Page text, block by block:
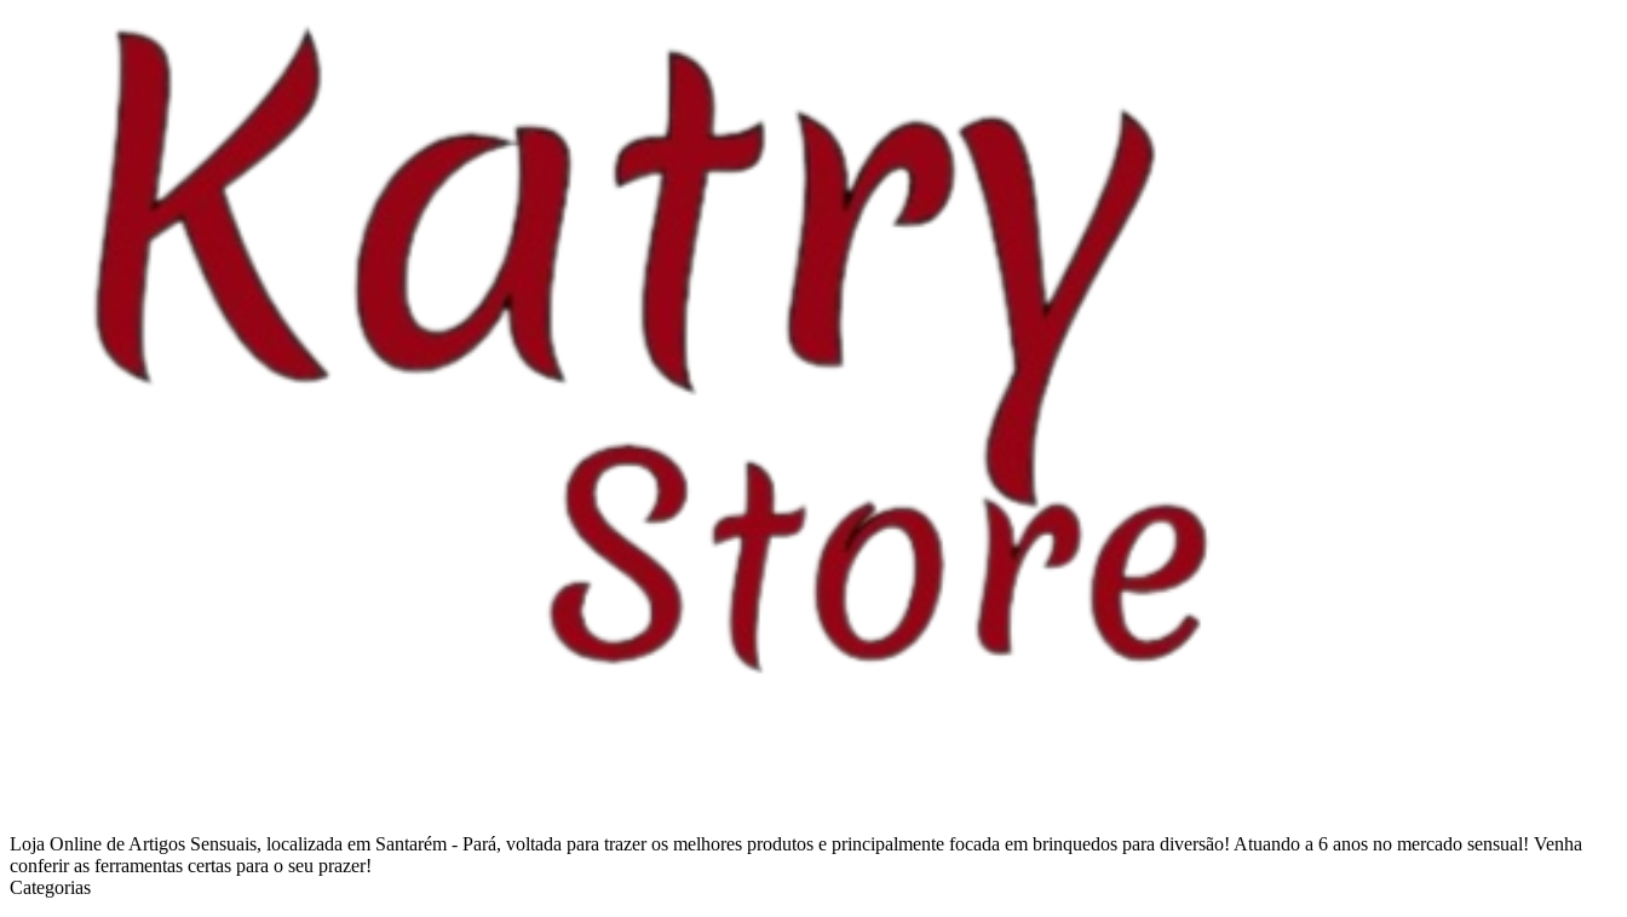
Loja Online de Artigos Sensuais, localizada em Santarém - Pará, voltada para trazer os melhores produtos e principalmente focada em brinquedos para diversão! Atuando a 6 anos no mercado sensual! Venha
conferir as ferramentas certas para o seu prazer!
Categorias